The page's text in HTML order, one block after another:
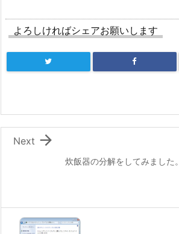
よろしければシェアお願いします
炊飯器の分解をしてみました。

Next